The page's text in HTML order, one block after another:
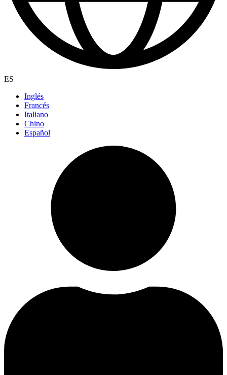
ES
Inglés
Francés
Italiano
Chino
Español